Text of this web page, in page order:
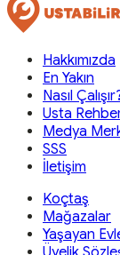
Hakkımızda
En Yakın
Nasıl
Usta
Medya
SSS
İletişim
Koçtaş
Mağazalar
Yaşayan